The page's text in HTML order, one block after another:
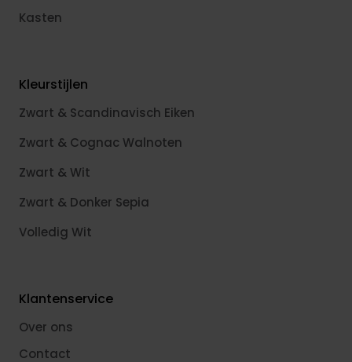
Kasten
Kleurstijlen
Zwart & Scandinavisch Eiken
Zwart & Cognac Walnoten
Zwart & Wit
Zwart & Donker Sepia
Volledig Wit
Klantenservice
Over ons
Contact